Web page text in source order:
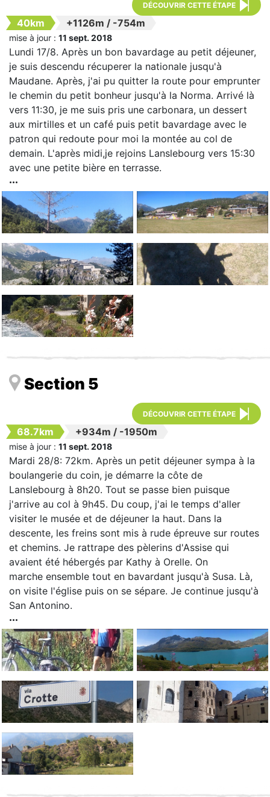
DÉCOUVRIR CETTE ÉTAPE
40km +1126m / -754m
mise à jour : 11 sept. 2018
Lundi 17/8. Après un bon bavardage au petit déjeuner,
je suis descendu récuperer la nationale jusqu'à
Maudane. Après, j'ai pu quitter la route pour emprunter
le chemin du petit bonheur jusqu'à la Norma. Arrivé là
vers 11:30, je me suis pris une carbonara, un dessert
aux mirtilles et un café puis petit bavardage avec le
patron qui redoute pour moi la montée au col de
demain. L'après midi,je rejoins Lanslebourg vers 15:30
avec une petite bière en terrasse.
Section 5
DÉCOUVRIR CETTE ÉTAPE
68.7km +934m / -1950m
mise à jour : 11 sept. 2018
Mardi 28/8: 72km. Après un petit déjeuner sympa à la
boulangerie du coin, je démarre la côte de
Lanslebourg à 8h20. Tout se passe bien puisque
j'arrive au col à 9h45. Du coup, j'ai le temps d'aller
visiter le musée et de déjeuner la haut. Dans la
descente, les freins sont mis à rude épreuve sur routes
et chemins. Je rattrape des pèlerins d'Assise qui
avaient été hébergés par Kathy à Orelle. On
marche ensemble tout en bavardant jusqu'à Susa. Là,
on visite l'église puis on se sépare. Je continue jusqu'à
San Antonino.